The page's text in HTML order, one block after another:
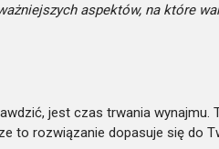
aspektów, na które
jest czas trwania wynajmu.
to rozwiązanie dopasuje się do